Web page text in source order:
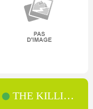
THE KILLING [1-2]